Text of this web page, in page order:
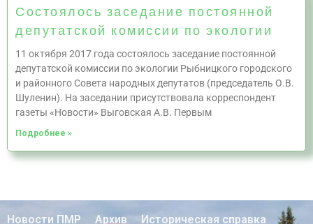
Состоялось заседание постоянной
депутатской комиссии по экологии
11 октября 2017 года состоялось заседание постоянной
депутатской комиссии по экологии Рыбницкого городского
и районного Совета народных депутатов (председатель О.В.
Шуленин). На заседании присутствовала корреспондент
газеты «Новости» Выговская А.В. Первым
Подробнее »
Новости ПМР Архив Историческая справка